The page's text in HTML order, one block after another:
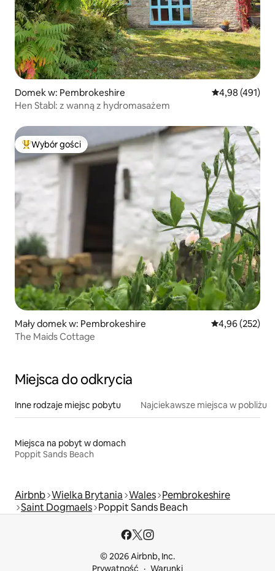
Domek w: Pembrokeshire Średnia
4,98 (491)
Hen Stabl: z wanną z hydromasażem
Najpopularniejsze z kategorii Wybór gości
Wybór gości
Mały domek w: Pembrokeshire Średnia
4,96 (252)
The Maids Cottage
Miejsca do odkrycia
Inne rodzaje miejsc pobytu Najciekawsze miejsca w pobliżu
Miejsca na pobyt w domach
Poppit Sands Beach
Airbnb Wielka Brytania Wales Pembrokeshire
Saint Dogmaels Poppit Sands Beach
© 2026 Airbnb, Inc.
Prywatność
Warunki